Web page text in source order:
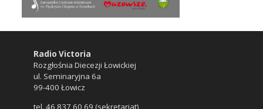
Radio Victoria
Rozgłośnia Diecezji Łowickiej
ul. Seminaryjna 6a
99-400 Łowicz
tel. 46 837 60 69 (sekretariat)